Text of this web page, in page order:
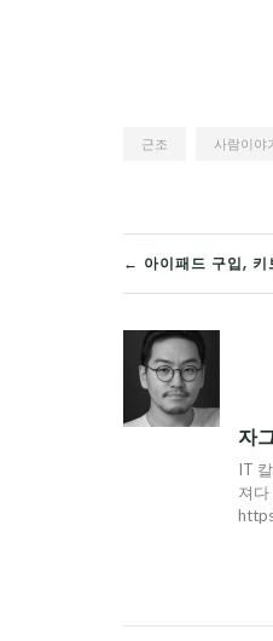
근조 사람이야
글
탐
색
← 아이패드 구입, 키
자
IT
져